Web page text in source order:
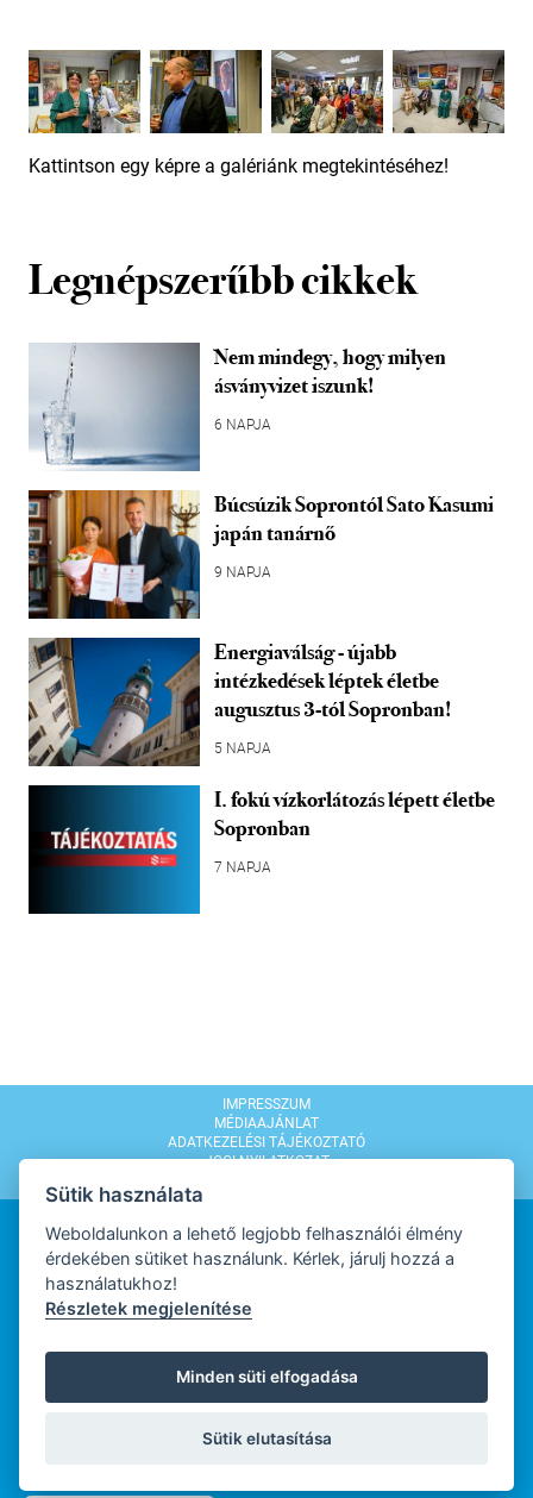
Kattintson egy képre a galériánk megtekintéséhez!
Legnépszerűbb cikkek
Nem mindegy, hogy milyen
ásványvizet iszunk!
6 NAPJA
Búcsúzik Soprontól Sato Kasumi
japán tanárnő
9 NAPJA
Energiaválság - újabb
intézkedések léptek életbe
augusztus 3-tól Sopronban!
5 NAPJA
I. fokú vízkorlátozás lépett életbe
Sopronban
7 NAPJA
IMPRESSZUM
MÉDIAAJÁNLAT
ADATKEZELÉSI TÁJÉKOZTATÓ
JOGI NYILATKOZAT
WEBDESIGN
WEBFEJLESZTŐ
Sütik használata
Weboldalunkon a lehető legjobb felhasználói élmény
érdekében sütiket használunk. Kérlek, járulj hozzá a
használatukhoz!
Részletek megjelenítése
Minden süti elfogadása
Sütik elutasítása